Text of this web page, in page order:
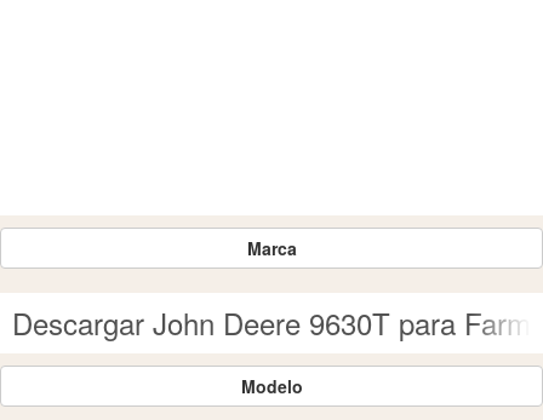
Marca
Descargar John Deere 9630T para
Modelo